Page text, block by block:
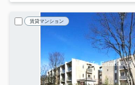
賃貸マンション